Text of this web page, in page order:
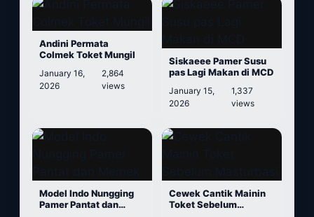
Andini Permata
Colmek Toket Mungil
January 16,
2026
2,864
views
Siskaeee Pamer Susu
pas Lagi Makan di MCD
January 15,
2026
1,337
views
Model Indo Nungging
Pamer Pantat dan
Cewek Cantik Mainin
Toket Sebelum